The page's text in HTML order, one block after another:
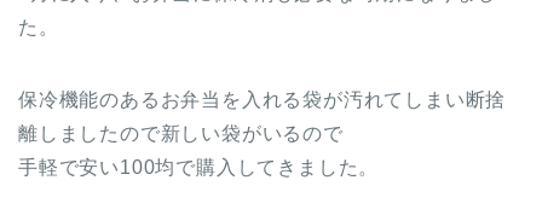
た。
保冷機能のあるお弁当を入れる袋が汚れてしまい断捨
離しましたので新しい袋がいるので
手軽で安い100均で購入してきました。